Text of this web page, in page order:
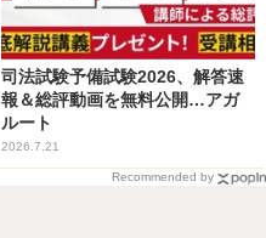
司法試験予備試験2026、解答速
報＆総評動画を無料公開…アガ
ルート
2026.7.21
Recommended by